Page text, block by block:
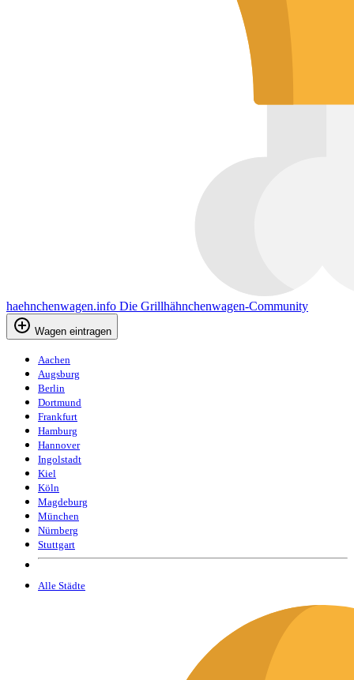
haehnchenwagen.info Die Grillhähnchenwagen-Community
Wagen eintragen
Aachen
Augsburg
Berlin
Dortmund
Frankfurt
Hamburg
Hannover
Ingolstadt
Kiel
Köln
Magdeburg
München
Nürnberg
Stuttgart
Alle Städte